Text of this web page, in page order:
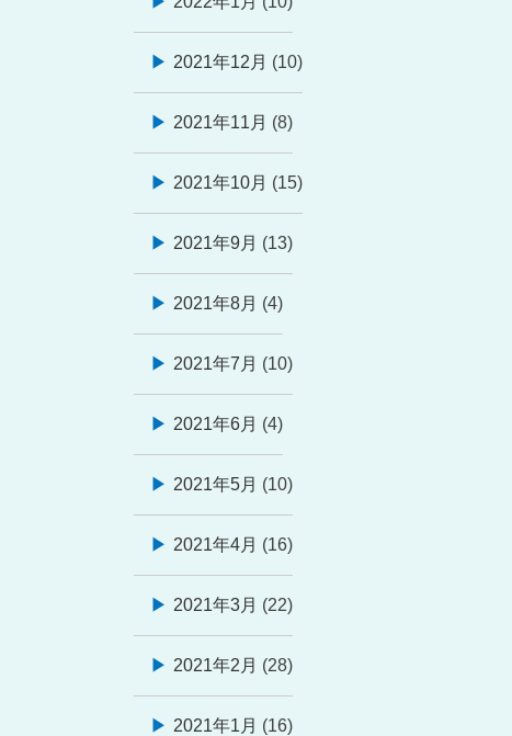
2021年12月 (10)
2021年11月 (8)
2021年10月 (15)
2021年9月 (13)
2021年8月 (4)
2021年7月 (10)
2021年6月 (4)
2021年5月 (10)
2021年4月 (16)
2021年3月 (22)
2021年2月 (28)
2021年1月 (16)